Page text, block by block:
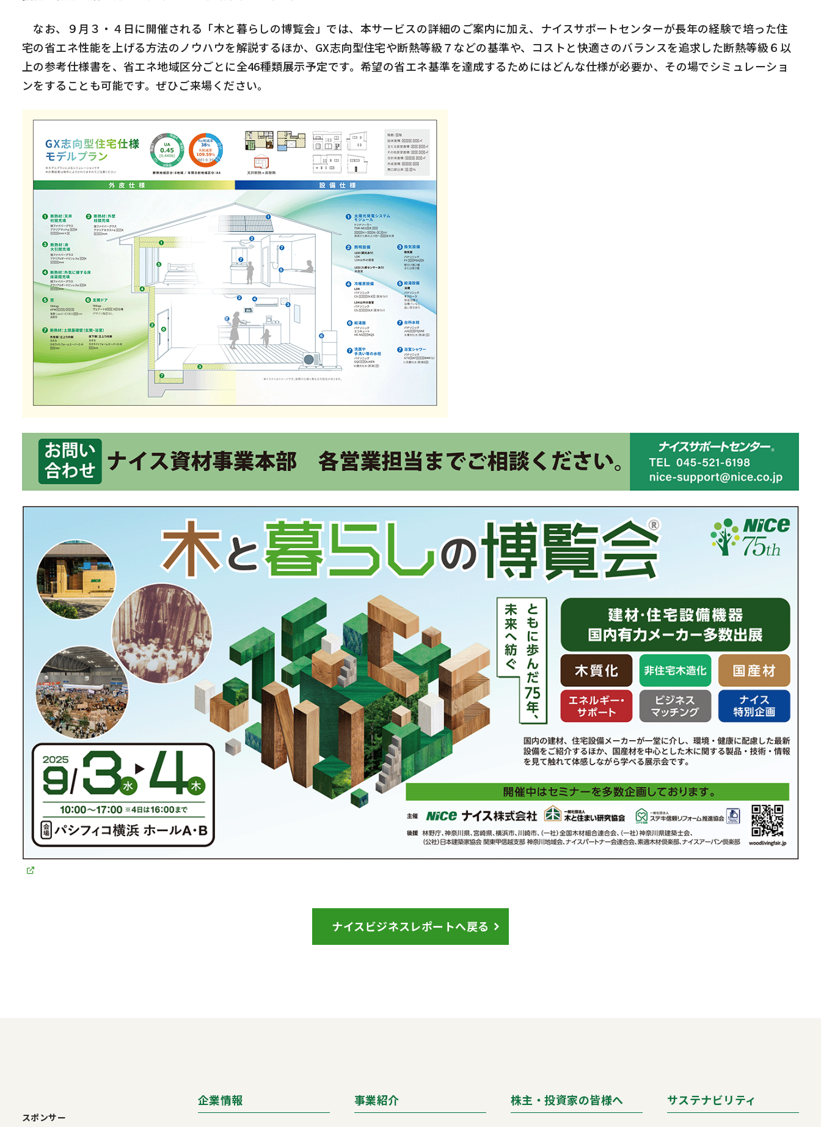
なお、９月３・４日に開催される「木と暮らしの博覧会」では、本サービスの詳細のご案内に加え、ナイスサポートセンターが長年の経験で培った住
宅の省エネ性能を上げる方法のノウハウを解説するほか、GX志向型住宅や断熱等級７などの基準や、コストと快適さのバランスを追求した断熱等級６以
上の参考仕様書を、省エネ地域区分ごとに全46種類展示予定です。希望の省エネ基準を達成するためにはどんな仕様が必要か、その場でシミュレーショ
ンをすることも可能です。ぜひご来場ください。
ナイスビジネスレポートへ戻る
スポンサー
企業情報 事業紹介 株主・投資家の皆様へ サステナビリティ